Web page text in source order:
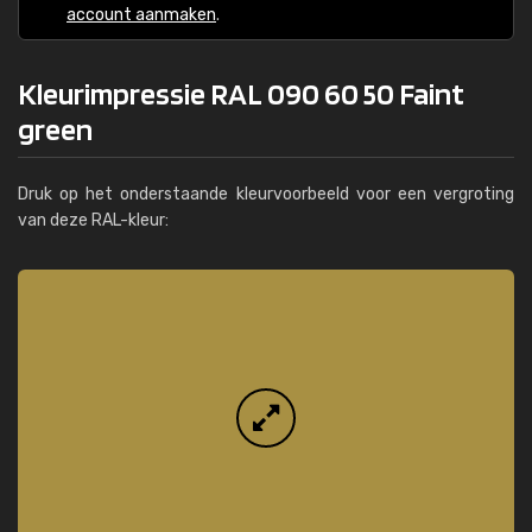
account aanmaken.
Kleurimpressie RAL 090 60 50 Faint
green
Druk op het onderstaande kleurvoorbeeld voor een vergroting
van deze RAL-kleur: